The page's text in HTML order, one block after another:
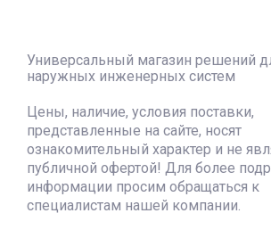
Универсальный магазин решений
наружных инженерных систем
Цены, наличие, условия поставки,
представленные на сайте, носят
ознакомительный характер и не
публичной офертой! Для более
информации просим обращаться к
специалистам нашей компании.